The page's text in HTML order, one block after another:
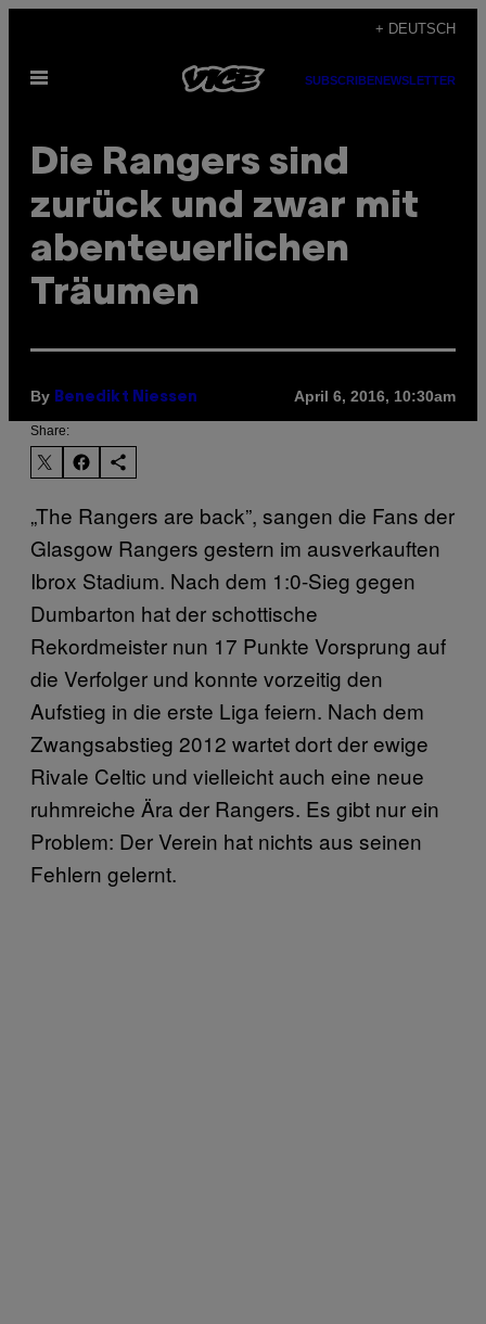
content
+ DEUTSCH
Open
SUBSCRIBENEWSLETTER
Die Rangers sind
zurück und zwar mit
abenteuerlichen
Träumen
By Benedikt Niessen April 6, 2016, 10:30am
Share:
„The Rangers are back”, sangen die Fans der
Glasgow Rangers gestern im ausverkauften
Ibrox Stadium. Nach dem 1:0-Sieg gegen
Dumbarton hat der schottische
Rekordmeister nun 17 Punkte Vorsprung auf
die Verfolger und konnte vorzeitig den
Aufstieg in die erste Liga feiern. Nach dem
Zwangsabstieg 2012 wartet dort der ewige
Rivale Celtic und vielleicht auch eine neue
ruhmreiche Ära der Rangers. Es gibt nur ein
Problem: Der Verein hat nichts aus seinen
Fehlern gelernt.